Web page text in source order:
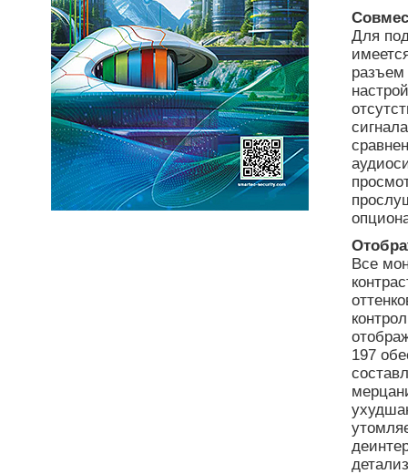
Для
разъем
Все
197